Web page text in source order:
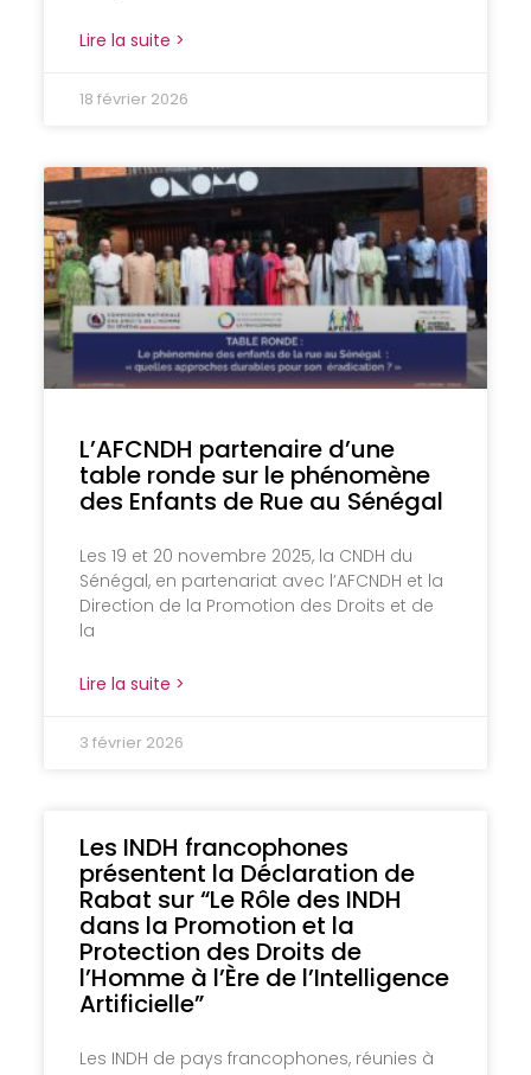
Lire la suite >
18 février 2026
L’AFCNDH partenaire d’une
table ronde sur le phénomène
des Enfants de Rue au Sénégal
Les 19 et 20 novembre 2025, la CNDH du
Sénégal, en partenariat avec l’AFCNDH et la
Direction de la Promotion des Droits et de
la
Lire la suite >
3 février 2026
Les INDH francophones
présentent la Déclaration de
Rabat sur “Le Rôle des INDH
dans la Promotion et la
Protection des Droits de
l’Homme à l’Ère de l’Intelligence
Artificielle”
Les INDH de pays francophones, réunies à